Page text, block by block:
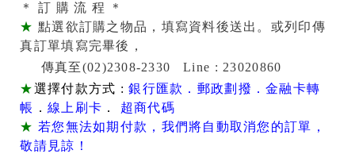
＊ 訂 購 流 程 ＊
★點選欲訂購之物品，填寫資料後送出。或列印傳
真訂單填寫完畢後，
傳真至(02)2308-2330 Line : 23020860
★選擇付款方式 :銀行匯款 ． 郵政劃撥 ．金融卡轉
帳 ．線上刷卡 ．
超商代碼
★ 若您無法如期付款，我們將自動取消您的訂單，
敬請見諒！